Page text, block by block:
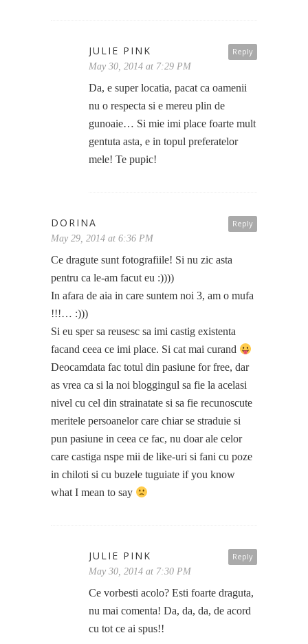
Reply
JULIE PINK
May 30, 2014 at 7:29 PM
Da, e super locatia, pacat ca oamenii
nu o respecta si e mereu plin de
gunoaie… Si mie imi place foarte mult
gentuta asta, e in topul preferatelor
mele! Te pupic!
Reply
DORINA
May 29, 2014 at 6:36 PM
Ce dragute sunt fotografiile! Si nu zic asta
pentru ca le-am facut eu :))))
In afara de aia in care suntem noi 3, am o mufa
!!!… :)))
Si eu sper sa reusesc sa imi castig existenta
facand ceea ce imi place. Si cat mai curand
Deocamdata fac totul din pasiune for free, dar
as vrea ca si la noi bloggingul sa fie la acelasi
nivel cu cel din strainatate si sa fie recunoscute
meritele persoanelor care chiar se straduie si
pun pasiune in ceea ce fac, nu doar ale celor
care castiga nspe mii de like-uri si fani cu poze
in chiloti si cu buzele tuguiate if you know
what I mean to say
Reply
JULIE PINK
May 30, 2014 at 7:30 PM
Ce vorbesti acolo? Esti foarte draguta,
nu mai comenta! Da, da, da, de acord
cu tot ce ai spus!!